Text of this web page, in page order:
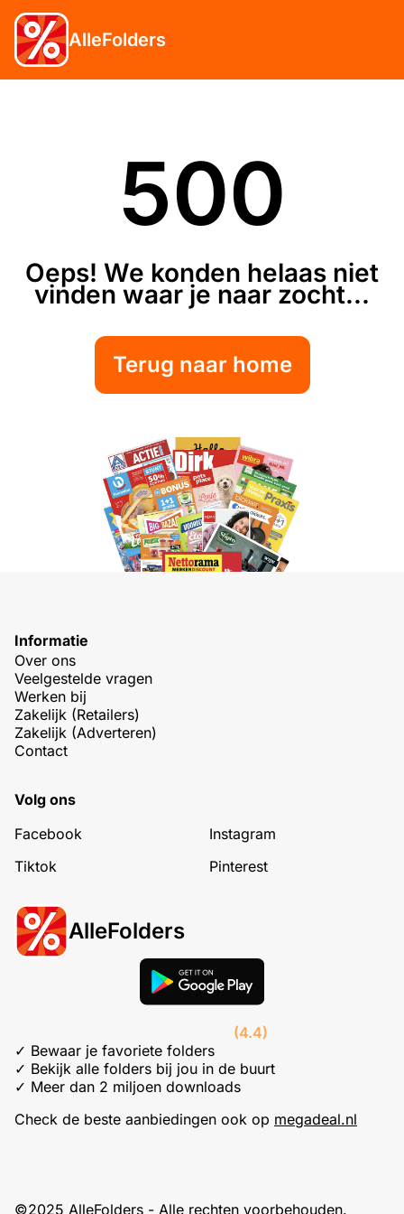
AlleFolders
500
Oeps! We konden helaas niet
vinden waar je naar zocht...
Terug naar home
Informatie
Over ons
Veelgestelde vragen
Werken bij
Zakelijk (Retailers)
Zakelijk (Adverteren)
Contact
Volg ons
Facebook
Instagram
Tiktok
Pinterest
AlleFolders
(4.4)
✓ Bewaar je favoriete folders
✓ Bekijk alle folders bij jou in de buurt
✓ Meer dan 2 miljoen downloads
Check de beste aanbiedingen ook op megadeal.nl
©2025 AlleFolders - Alle rechten voorbehouden.